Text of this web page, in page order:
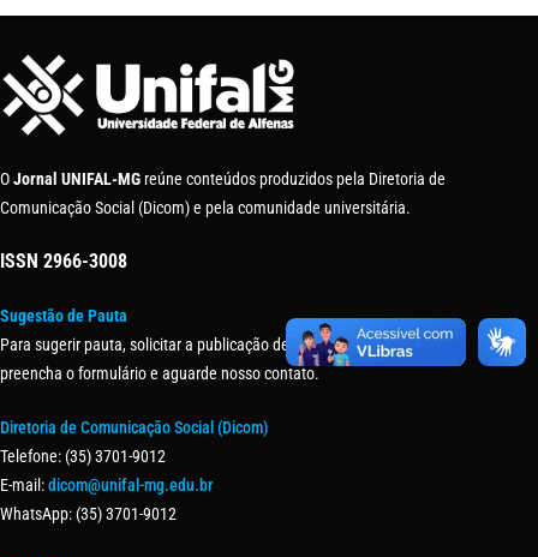
OJornal UNIFAL-MG reúne conteúdos produzidos pela Diretoria de
Comunicação Social (Dicom) e pela comunidade universitária.
ISSN 2966-3008
Sugestão de Pauta
Para sugerir pauta, solicitar a publicação de uma matéria ou evento,
preencha o formulário e aguarde nosso contato.
Diretoria de Comunicação Social (Dicom)
Telefone: (35) 3701-9012
E-mail:dicom@unifal-mg.edu.br
WhatsApp: (35) 3701-9012